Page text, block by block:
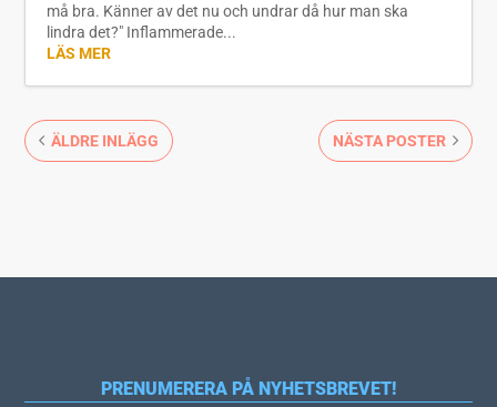
må bra. Känner av det nu och undrar då hur man ska
lindra det?" Inflammerade...
LÄS MER
ÄLDRE INLÄGG NÄSTA POSTER
PRENUMERERA PÅ NYHETSBREVET!